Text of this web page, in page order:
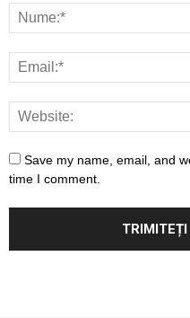
Save my name, email, and
time I comment.